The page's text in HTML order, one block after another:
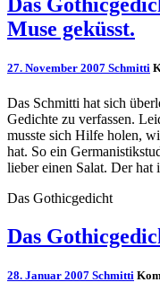
Muse geküsst.
27. November 2007 Schmitti
Das Schmitti hat sich
Gedichte zu verfassen.
musste sich Hilfe holen,
hat. So ein
lieber einen Salat. Der hat
Das Gothicgedicht
Das
28. Januar 2007 Schmitti